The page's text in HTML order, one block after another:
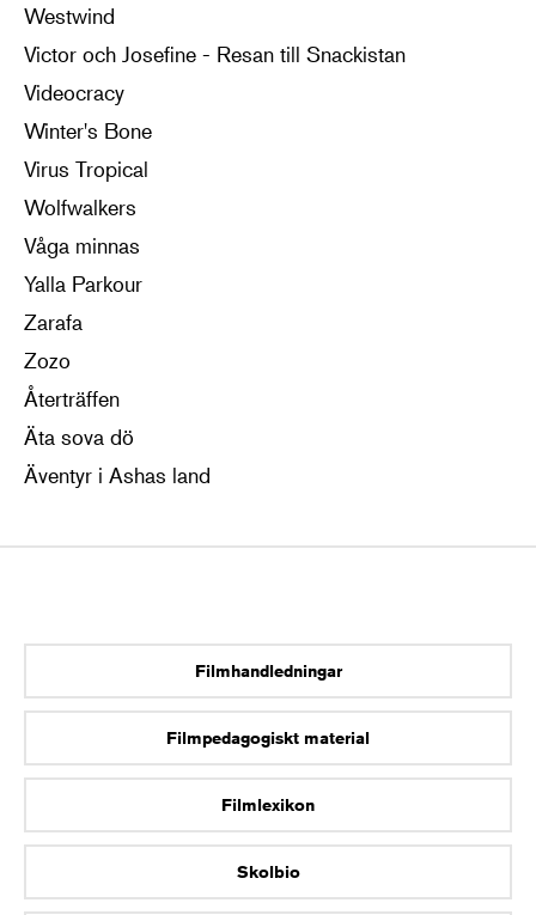
Westwind
Victor och Josefine - Resan till Snackistan
Videocracy
Winter's Bone
Virus Tropical
Wolfwalkers
Våga minnas
Yalla Parkour
Zarafa
Zozo
Återträffen
Äta sova dö
Äventyr i Ashas land
Filmhandledningar
Filmpedagogiskt material
Filmlexikon
Skolbio